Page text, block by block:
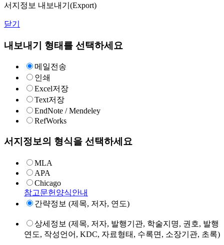
서지정보 내보내기(Export)
닫기
내보내기 형태를 선택하세요
메일전송
인쇄
Excel저장
Text저장
EndNote / Mendeley
RefWorks
서지정보의 형식을 선택하세요
MLA
APA
Chicago
참고문헌양식안내
간략정보 (제목, 저자, 연도)
상세정보 (제목, 저자, 발행기관, 학술지명, 권호, 발행
연도, 작성언어, KDC, 자료형태, 수록면, 소장기관, 초록)